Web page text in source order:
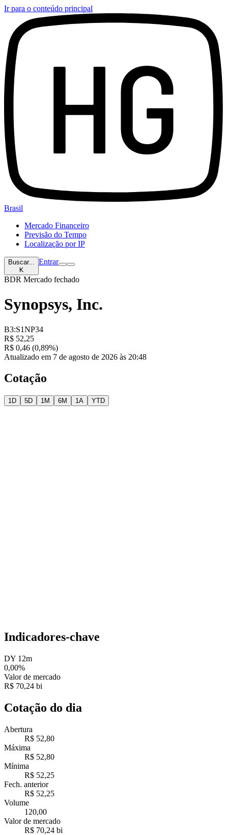
Ir para o conteúdo principal
Brasil
Mercado Financeiro
Previsão do Tempo
Localização por IP
Buscar...
K
Entrar
BDR Mercado fechado
Synopsys, Inc.
B3:S1NP34
R$ 52,25
R$ 0,46 (0,89%)
Atualizado em 7 de agosto de 2026 às 20:48
Cotação
1D 5D 1M 6M 1A YTD
Indicadores-chave
DY 12m
0,00%
Valor de mercado
R$ 70,24 bi
Cotação do dia
Abertura
R$ 52,80
Máxima
R$ 52,80
Mínima
R$ 52,25
Fech. anterior
R$ 52,25
Volume
120,00
Valor de mercado
R$ 70,24 bi